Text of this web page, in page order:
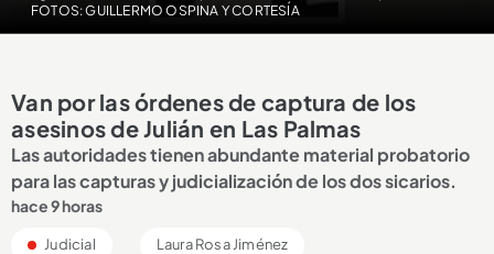
FOTOS: GUILLERMO OSPINA Y CORTESÍA
Van por las órdenes de captura de los
asesinos de Julián en Las Palmas
Las autoridades tienen abundante material probatorio
para las capturas y judicialización de los dos sicarios.
hace 9 horas
Judicial Laura Rosa Jiménez